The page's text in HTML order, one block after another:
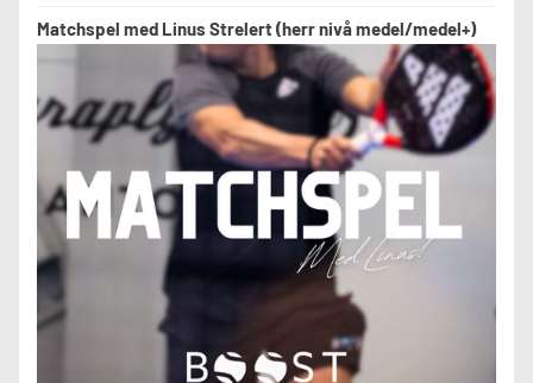
Matchspel med Linus Strelert (herr nivå medel/medel+)